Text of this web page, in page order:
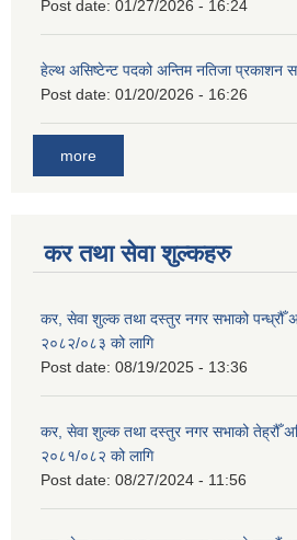
Post date: 01/27/2026 - 16:24
हेल्थ असिष्टेन्ट पदको अन्तिम नतिजा प्रकाशन
Post date: 01/20/2026 - 16:26
more
कर तथा सेवा शुल्कहरु
कर, सेवा शुल्क तथा दस्तुर नगर सभाको पन्ध्रौँ
२०८२/०८३ को लागि
Post date: 08/19/2025 - 13:36
कर, सेवा शुल्क तथा दस्तुर नगर सभाको तेह्रौँ
२०८१/०८२ को लागि
Post date: 08/27/2024 - 11:56